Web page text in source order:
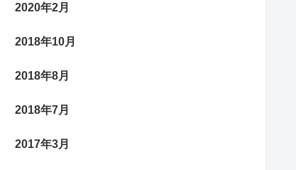
2020年2月
2018年10月
2018年8月
2018年7月
2017年3月